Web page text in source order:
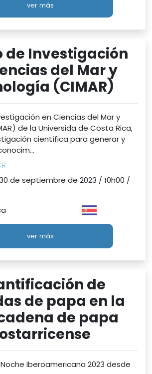
ver más
de Investigación
del Mar y
(CIMAR)
en Ciencias del Mar y
de la Universida de Costa Rica,
científica para generar y
de septiembre de 2023 / 10h00 /
ver más
de
de papa en la
de papa
Iberoamericana 2023 desde